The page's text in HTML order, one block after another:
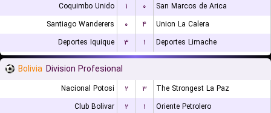
Coquimbo Unido
۱ ۰
San Marcos de Arica
Santiago Wanderers
۰ ۴
Union La Calera
Deportes Iquique
۳ ۱ Deportes Limache
Bolivia Division Profesional
Nacional Potosi ۲ ۳
The Strongest La Paz
Club Bolivar
۲ ۱
Oriente Petrolero